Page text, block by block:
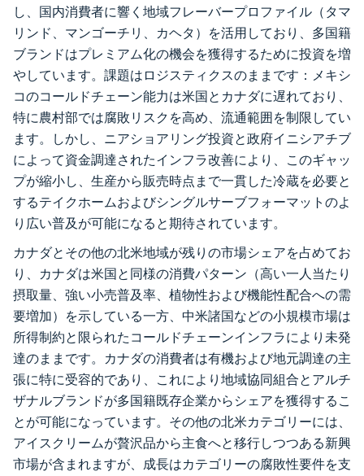
し、国内消費者に響く地域フレーバープロファイル（タマ
リンド、マンゴーチリ、カヘタ）を活用しており、多国籍
ブランドはプレミアム化の機会を獲得するために投資を増
やしています。課題はロジスティクスのままです：メキシ
コのコールドチェーン能力は米国とカナダに遅れており、
特に農村部では腐敗リスクを高め、流通範囲を制限してい
ます。しかし、ニアショアリング投資と政府イニシアチブ
によって資金調達されたインフラ改善により、このギャッ
プが縮小し、生産から販売時点まで一貫した冷蔵を必要と
するテイクホームおよびシングルサーブフォーマットのよ
り広い普及が可能になると期待されています。
カナダとその他の北米地域が残りの市場シェアを占めてお
り、カナダは米国と同様の消費パターン（高い一人当たり
摂取量、強い小売普及率、植物性および機能性配合への需
要増加）を示している一方、中米諸国などの小規模市場は
所得制約と限られたコールドチェーンインフラにより未発
達のままです。カナダの消費者は有機および地元調達の主
張に特に受容的であり、これにより地域協同組合とアルチ
ザナルブランドが多国籍既存企業からシェアを獲得するこ
とが可能になっています。その他の北米カテゴリーには、
アイスクリームが贅沢品から主食へと移行しつつある新興
市場が含まれますが、成長はカテゴリーの腐敗性要件を支